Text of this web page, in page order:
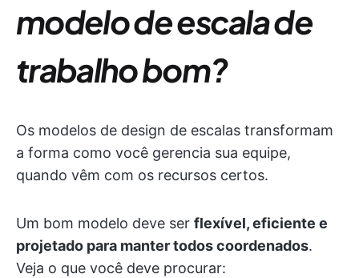
modelo de escala de
trabalho bom?
Os modelos de design de escalas transformam
a forma como você gerencia sua equipe,
quando vêm com os recursos certos.
Um bom modelo deve ser flexível, eficiente e
projetado para manter todos coordenados.
Veja o que você deve procurar: